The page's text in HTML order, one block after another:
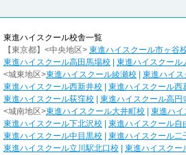
東進ハイスクール校舎一覧
【東京都】<中央地区> 東進ハイスクール市ヶ谷
東進ハイスクール高田馬場校
東進ハイスクール
<城東地区>東進ハイスクール綾瀬校 東進ハイ
東進ハイスクール西新井校
東進ハイスクール西
東進ハイスクール荻窪校
東進ハイスクール高円
<城南地区>東進ハイスクール大井町校 東進ハイ
東進ハイスクール下北沢校
東進ハイスクール自
東進ハイスクール中目黒校
東進ハイスクール二
東進ハイスクール立川駅北口校
東進ハイスクー